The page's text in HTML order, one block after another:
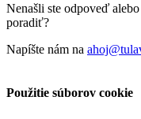
Nenašli ste odpoveď
poradiť?
Napíšte nám na
Použitie súborov cookie